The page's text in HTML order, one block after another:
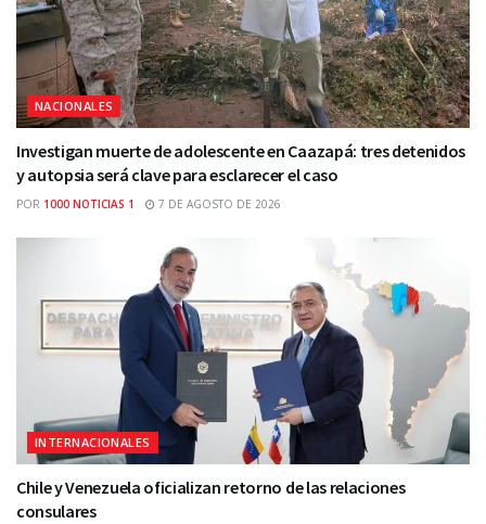
NACIONALES
Investigan muerte de adolescente en Caazapá: tres detenidos
y autopsia será clave para esclarecer el caso
POR 1000 NOTICIAS 1 7 DE AGOSTO DE 2026
INTERNACIONALES
Chile y Venezuela oficializan retorno de las relaciones
consulares